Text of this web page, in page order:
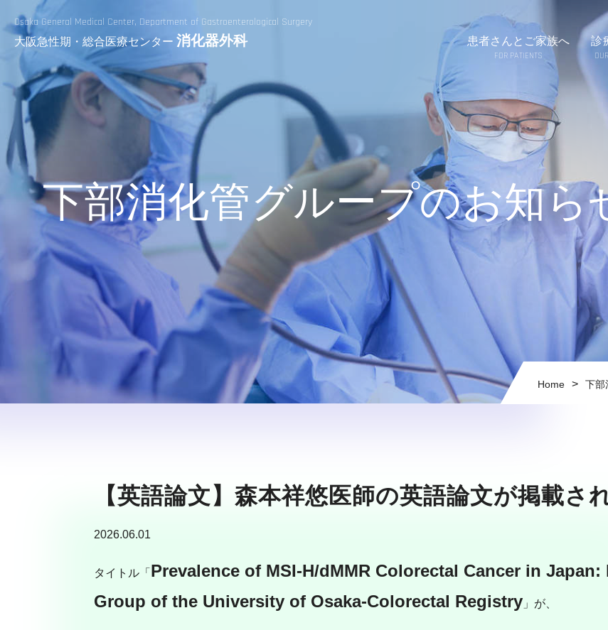
Osaka General Medical Center, Department of Gastroenterological Surgery
大阪急性期・総合医療センター 消化器外科 患者さんとご家族へ
FOR PATIENTS
診
下部消化管グループのお知ら
Home > 下部
【英語論文】森本祥悠医師の英語論文が掲載さ
2026.06.01
タイトル「 Prevalence of MSI-H/dMMR Colorectal Cancer in
Group of the University of Osaka-Colorectal Registry 」が、